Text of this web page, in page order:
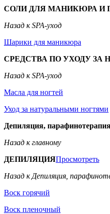
СОЛИ ДЛЯ МАНИКЮРА И
Назад к SPA-уход
Шарики для маникюра
СРЕДСТВА ПО УХОДУ ЗА
Назад к SPA-уход
Масла для ногтей
Уход за натуральными ногтями
Депиляция,
Назад к главному
ДЕПИЛЯЦИЯПросмотреть
Назад к Депиляция,
Воск горячий
Воск пленочный